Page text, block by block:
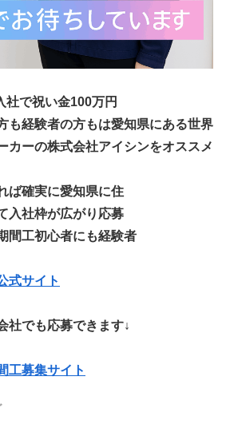
社で祝い金100万円
も経験者の方もは愛知県にある世界
カーの株式会社アイシンをオススメ
ば確実に愛知県に住
入社枠が広がり応募
間工初心者にも経験者
式サイト
社でも応募できます↓
工募集サイト